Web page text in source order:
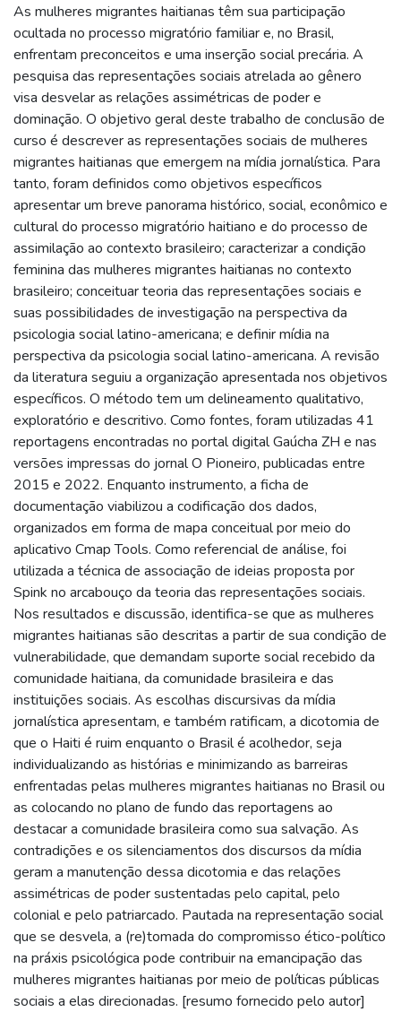
As mulheres migrantes haitianas têm sua participação
ocultada no processo migratório familiar e, no Brasil,
enfrentam preconceitos e uma inserção social precária. A
pesquisa das representações sociais atrelada ao gênero
visa desvelar as relações assimétricas de poder e
dominação. O objetivo geral deste trabalho de conclusão de
curso é descrever as representações sociais de mulheres
migrantes haitianas que emergem na mídia jornalística. Para
tanto, foram definidos como objetivos específicos
apresentar um breve panorama histórico, social, econômico e
cultural do processo migratório haitiano e do processo de
assimilação ao contexto brasileiro; caracterizar a condição
feminina das mulheres migrantes haitianas no contexto
brasileiro; conceituar teoria das representações sociais e
suas possibilidades de investigação na perspectiva da
psicologia social latino-americana; e definir mídia na
perspectiva da psicologia social latino-americana. A revisão
da literatura seguiu a organização apresentada nos objetivos
específicos. O método tem um delineamento qualitativo,
exploratório e descritivo. Como fontes, foram utilizadas 41
reportagens encontradas no portal digital Gaúcha ZH e nas
versões impressas do jornal O Pioneiro, publicadas entre
2015 e 2022. Enquanto instrumento, a ficha de
documentação viabilizou a codificação dos dados,
organizados em forma de mapa conceitual por meio do
aplicativo Cmap Tools. Como referencial de análise, foi
utilizada a técnica de associação de ideias proposta por
Spink no arcabouço da teoria das representações sociais.
Nos resultados e discussão, identifica-se que as mulheres
migrantes haitianas são descritas a partir de sua condição de
vulnerabilidade, que demandam suporte social recebido da
comunidade haitiana, da comunidade brasileira e das
instituições sociais. As escolhas discursivas da mídia
jornalística apresentam, e também ratificam, a dicotomia de
que o Haiti é ruim enquanto o Brasil é acolhedor, seja
individualizando as histórias e minimizando as barreiras
enfrentadas pelas mulheres migrantes haitianas no Brasil ou
as colocando no plano de fundo das reportagens ao
destacar a comunidade brasileira como sua salvação. As
contradições e os silenciamentos dos discursos da mídia
geram a manutenção dessa dicotomia e das relações
assimétricas de poder sustentadas pelo capital, pelo
colonial e pelo patriarcado. Pautada na representação social
que se desvela, a (re)tomada do compromisso ético-político
na práxis psicológica pode contribuir na emancipação das
mulheres migrantes haitianas por meio de políticas públicas
sociais a elas direcionadas. [resumo fornecido pelo autor]